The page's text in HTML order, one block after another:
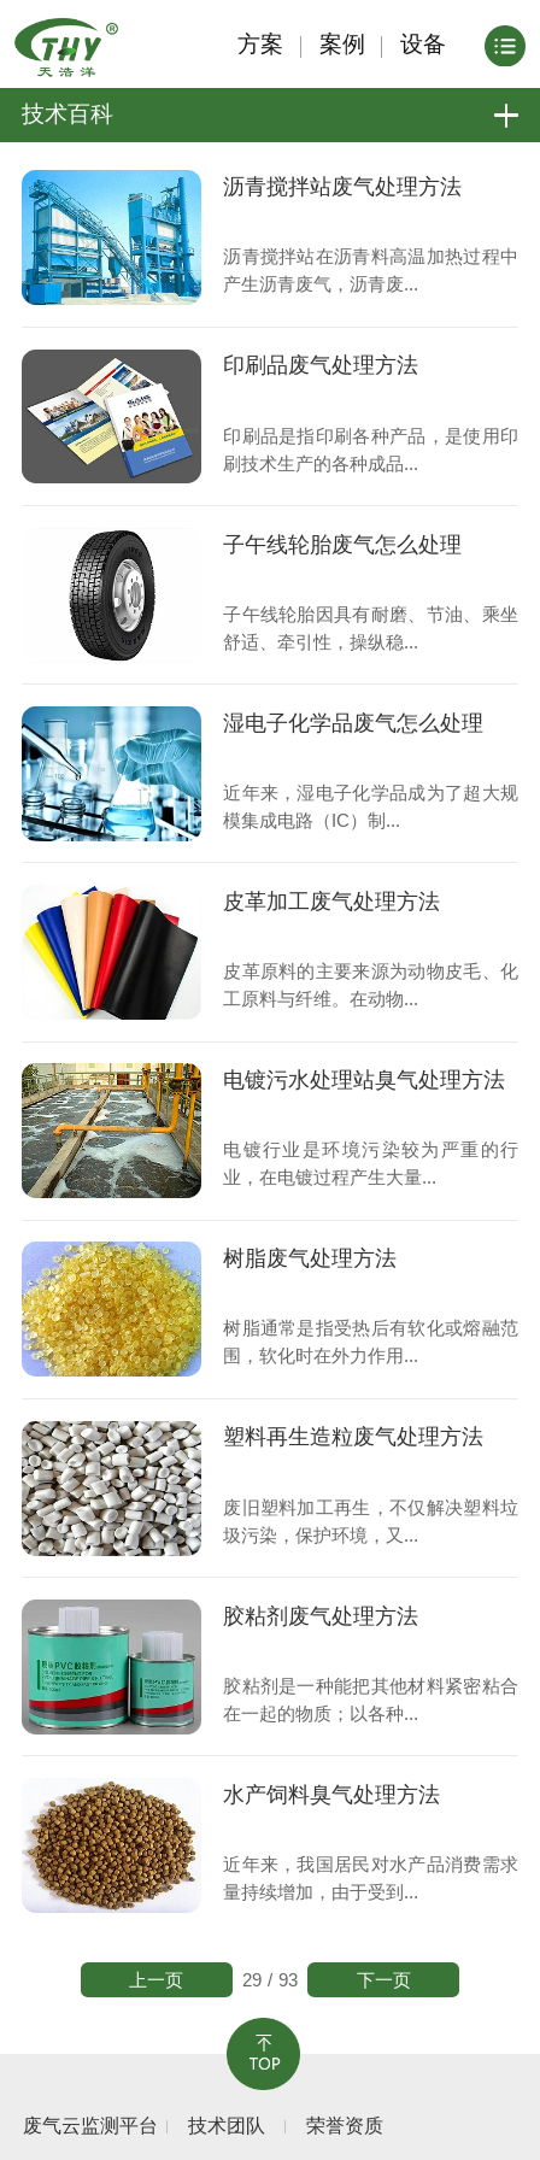
方案 案例 设备
技术百科
沥青搅拌站废气处理方法
沥青搅拌站在沥青料高温加热过程中
产生沥青废气，沥青废...
印刷品废气处理方法
印刷品是指印刷各种产品，是使用印
刷技术生产的各种成品...
子午线轮胎废气怎么处理
子午线轮胎因具有耐磨、节油、乘坐
舒适、牵引性，操纵稳...
湿电子化学品废气怎么处理
近年来，湿电子化学品成为了超大规
模集成电路（IC）制...
皮革加工废气处理方法
皮革原料的主要来源为动物皮毛、化
工原料与纤维。在动物...
电镀污水处理站臭气处理方法
电镀行业是环境污染较为严重的行
业，在电镀过程产生大量...
树脂废气处理方法
树脂通常是指受热后有软化或熔融范
围，软化时在外力作用...
塑料再生造粒废气处理方法
废旧塑料加工再生，不仅解决塑料垃
圾污染，保护环境，又...
胶粘剂废气处理方法
胶粘剂是一种能把其他材料紧密粘合
在一起的物质；以各种...
水产饲料臭气处理方法
近年来，我国居民对水产品消费需求
量持续增加，由于受到...
29 / 93
上一页 下一页
废气云监测平台 技术团队 荣誉资质